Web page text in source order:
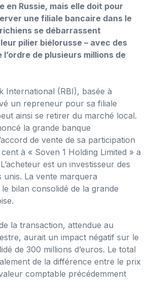
en Russie, mais elle doit pour
une filiale bancaire dans le
se débarrassent
pilier biélorusse – avec des
de plusieurs millions de
International (RBI), basée à
un repreneur pour sa filiale
ainsi se retirer du marché local.
la grande banque
de vente de sa participation
à « Soven 1 Holding Limited » a
est un investisseur des
unis. La vente marquera
bilan consolidé de la grande
la transaction, attendue au
aurait un impact négatif sur le
de 300 millions d’euros. Le total
de la différence entre le prix
comptable précédemment